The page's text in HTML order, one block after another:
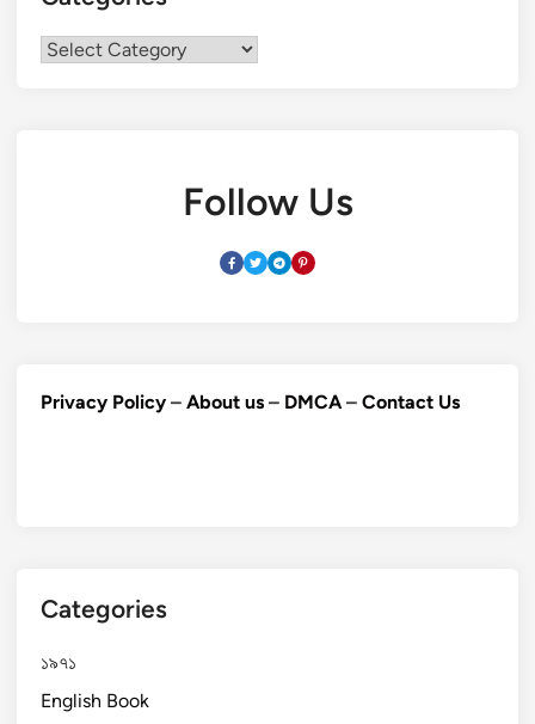
Categories
Follow Us
Privacy Policy – About us – DMCA – Contact Us
Categories
১৯৭১
English Book